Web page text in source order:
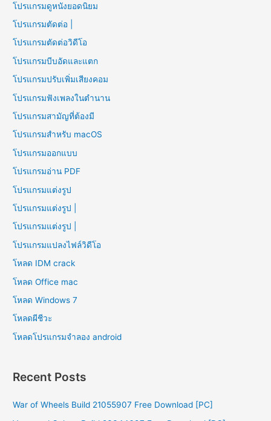
โปรแกรมดูหนังยอดนิยม
โปรแกรมตัดต่อ |
โปรแกรมตัดต่อวิดีโอ
โปรแกรมบีบอัดและแตก
โปรแกรมปรับเพิ่มเสียงคอม
โปรแกรมฟังเพลงในตำนาน
โปรแกรมสามัญที่ต้องมี
โปรแกรมสำหรับ macOS
โปรแกรมออกแบบ
โปรแกรมอ่าน PDF
โปรแกรมแต่งรูป
โปรแกรมแต่งรูป |
โปรแกรมแต่งรูป |
โปรแกรมแปลงไฟล์วิดีโอ
โหลด IDM crack
โหลด Office mac
โหลด Windows 7
โหลดผีชีวะ
โหลดโปรแกรมจําลอง android
Recent Posts
War of Wheels Build 21055907 Free Download [PC]